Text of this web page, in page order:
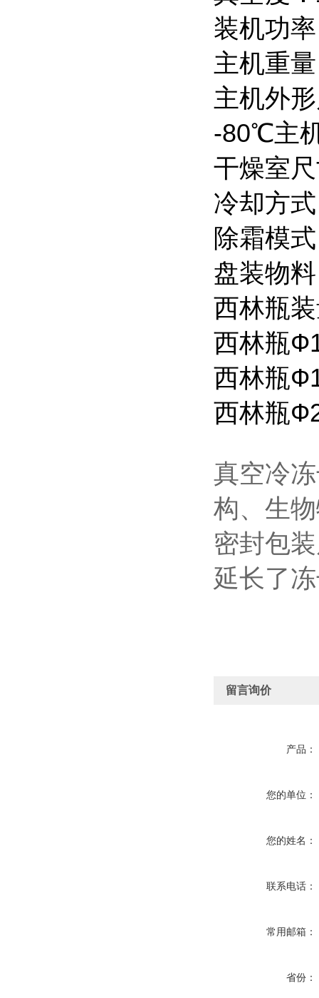
装机功
主机重
主机外
-80℃主
干燥室
冷却方
除霜模
盘装物
西林瓶
西林瓶
西林瓶
西林瓶
真空冷
构、生
密封包
延长了
留言询价
产品：
您的单位：
您的姓名：
联系电话：
常用邮箱：
省份：